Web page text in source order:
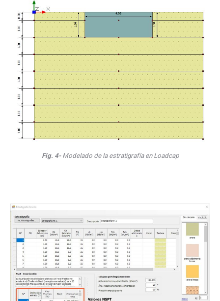
Fig. 4-Modelado de la estratigrafía en Loadcap